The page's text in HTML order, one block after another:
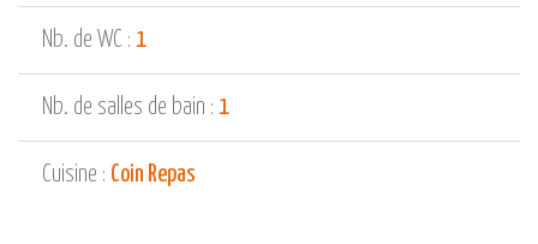
Nb. de WC : 1
Nb. de salles de bain : 1
Cuisine : Coin Repas